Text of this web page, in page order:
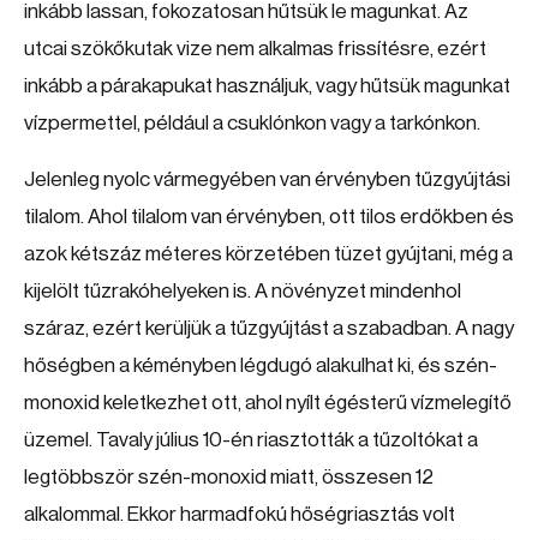
inkább lassan, fokozatosan hűtsük le magunkat. Az
utcai szökőkutak vize nem alkalmas frissítésre, ezért
inkább a párakapukat használjuk, vagy hűtsük magunkat
vízpermettel, például a csuklónkon vagy a tarkónkon.
Jelenleg nyolc vármegyében van érvényben tűzgyújtási
tilalom. Ahol tilalom van érvényben, ott tilos erdőkben és
azok kétszáz méteres körzetében tüzet gyújtani, még a
kijelölt tűzrakóhelyeken is. A növényzet mindenhol
száraz, ezért kerüljük a tűzgyújtást a szabadban. A nagy
hőségben a kéményben légdugó alakulhat ki, és szén-
monoxid keletkezhet ott, ahol nyílt égésterű vízmelegítő
üzemel. Tavaly július 10-én riasztották a tűzoltókat a
legtöbbször szén-monoxid miatt, összesen 12
alkalommal. Ekkor harmadfokú hőségriasztás volt